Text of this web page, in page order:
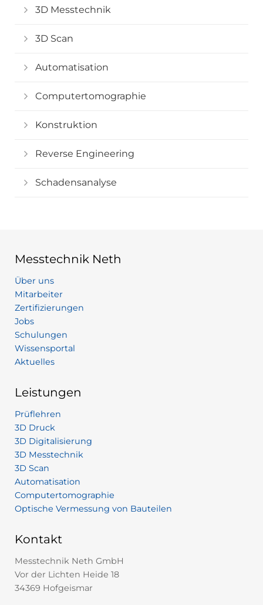
3D Messtechnik
3D Scan
Automatisation
Computertomographie
Konstruktion
Reverse Engineering
Schadensanalyse
Messtechnik Neth
Über uns
Mitarbeiter
Zertifizierungen
Jobs
Schulungen
Wissensportal
Aktuelles
Leistungen
Prüflehren
3D Druck
3D Digitalisierung
3D Messtechnik
3D Scan
Automatisation
Computertomographie
Optische Vermessung von Bauteilen
Kontakt
Messtechnik Neth GmbH
Vor der Lichten Heide 18
34369 Hofgeismar